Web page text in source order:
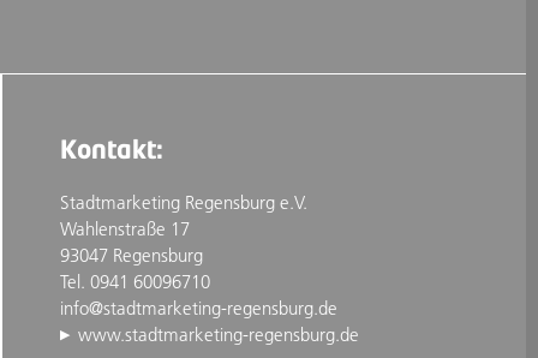
Kontakt:
Stadtmarketing Regensburg e.V.
Wahlenstraße 17
93047 Regensburg
Tel. 0941 60096710
info@stadtmarketing-regensburg.de
www.stadtmarketing-regensburg.de